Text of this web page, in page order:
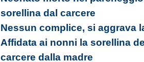
sorellina dal carcere
Nessun complice, si aggrava
Affidata ai nonni la sorellina
carcere dalla madre